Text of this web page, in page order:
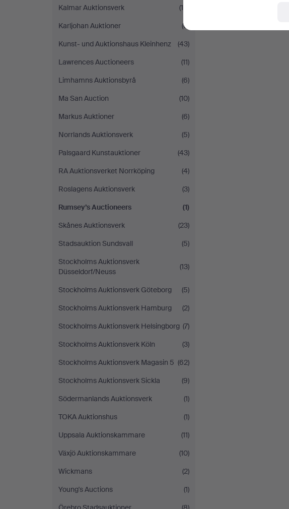
Kalmar Auktionsverk
(16)
Karljohan Auktioner
(6)
Kunst- und Auktionshaus Kleinhenz
(43)
Lawrences Auctioneers
(11)
Limhamns Auktionsbyrå
(6)
Ma San Auction
(10)
Markus Auktioner
(6)
Norrlands Auktionsverk
(5)
Palsgaard Kunstauktioner
(43)
RA Auktionsverket Norrköping
(4)
Roslagens Auktionsverk
(3)
Rumsey’s Auctioneers
(1)
Skånes Auktionsverk
(23)
Stadsauktion Sundsvall
(5)
Stockholms Auktionsverk
Düsseldorf/Neuss
(13)
Stockholms Auktionsverk Göteborg
(5)
Stockholms Auktionsverk Hamburg
(2)
Stockholms Auktionsverk Helsingborg (7)
Stockholms Auktionsverk Köln
(3)
Stockholms Auktionsverk Magasin 5 (62)
Stockholms Auktionsverk Sickla
(9)
Södermanlands Auktionsverk
(1)
TOKA Auktionshus
(1)
Uppsala Auktionskammare
(11)
Växjö Auktionskammare
(10)
Wickmans
(2)
Young's Auctions
(1)